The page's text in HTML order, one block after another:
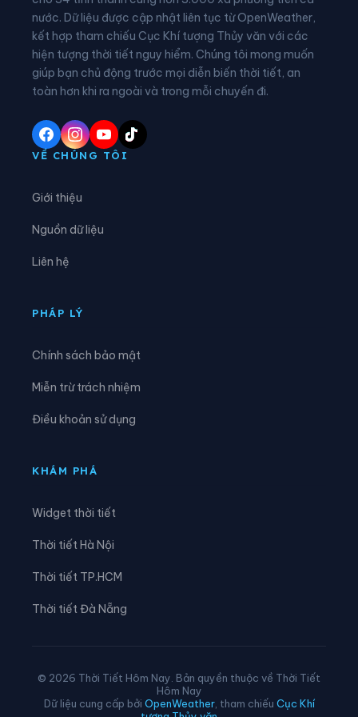
Xã Đại Đồng Xã Diên Hà
Xã Đoàn Đào Xã Đồng Bằng
Xã Đồng Châu Xã Đông Hưng
Xã Đông Quan
Xã Đông Thụy Anh
Xã Hưng Phú
Xã Nam Cường
Xã Phụ Dực
nước. Dữ liệu được cập nhật liên tục từ OpenWeather,
kết hợp tham chiếu Cục Khí tượng Thủy văn với các
hiện tượng thời tiết nguy hiểm. Chúng tôi mong muốn
giúp bạn chủ động trước mọi diễn biến thời tiết, an
toàn hơn khi ra ngoài và trong mỗi chuyến đi.
VỀ CHÚNG TÔI
Giới thiệu
Nguồn dữ liệu
Liên hệ
PHÁP LÝ
Chính sách bảo mật
Miễn trừ trách nhiệm
Điều khoản sử dụng
KHÁM PHÁ
Widget thời tiết
Thời tiết Hà Nội
Thời tiết TP.HCM
Thời tiết Đà Nẵng
© 2026 Thời Tiết Hôm Nay. Bản quyền thuộc về Thời Tiết
Hôm Nay
Dữ liệu cung cấp bởi OpenWeather, tham chiếu Cục Khí